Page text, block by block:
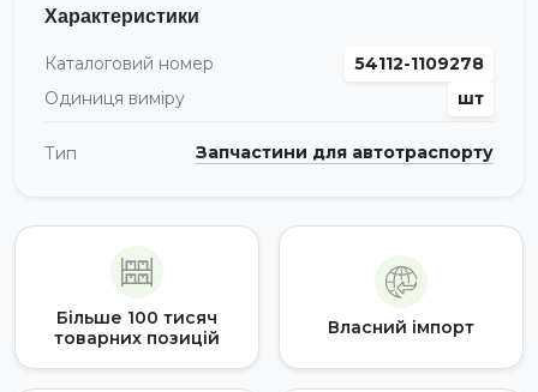
Характеристики
Каталоговий номер
54112-1109278
Одиниця виміру
шт
Тип Запчастини для автотраспорту
Більше 100 тисяч
товарних позицій
Власний імпорт